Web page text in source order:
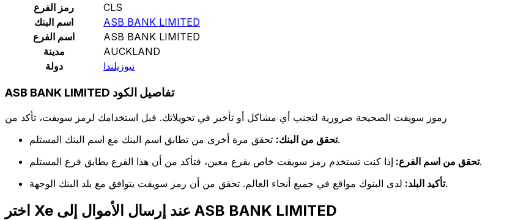
رمز الفرع
CLS
اسم البنك
ASB BANK LIMITED
اسم الفرع
ASB BANK LIMITED
مدينة
AUCKLAND
دولة
نيوزيلندا
ASB BANK LIMITED تفاصيل الكود
رموز سويفت الصحيحة ضرورية لتجنب أي مشاكل أو تأخير في تحويلاتك. قبل استخدامك لرمز سويفت، تأكد من
تحقق من البنك:تحقق مرة أخرى من تطابق اسم البنك مع اسم البنك المستلم.
تحقق من اسم الفرع:إذا كنت تستخدم رمز سويفت خاص بفرع معين، فتأكد من أن هذا الفرع يطابق فرع المستلم.
تأكيد البلد:لدى البنوك مواقع في جميع أنحاء العالم. تحقق من أن رمز سويفت يتوافق مع بلد البنك الوجهة.
اختر Xe عند إرسال الأموال إلى ASB BANK LIMITED